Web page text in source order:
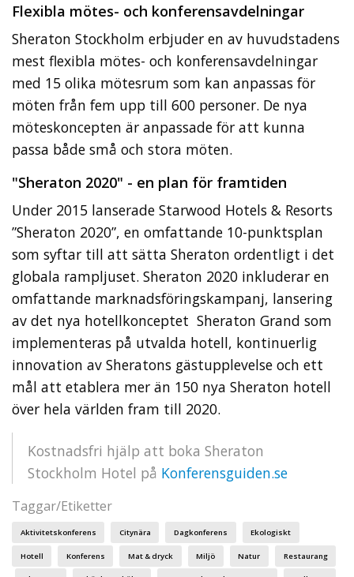
Flexibla mötes- och konferensavdelningar
Sheraton Stockholm erbjuder en av huvudstadens
mest flexibla mötes- och konferensavdelningar
med 15 olika mötesrum som kan anpassas för
möten från fem upp till 600 personer. De nya
möteskoncepten är anpassade för att kunna
passa både små och stora möten.
"Sheraton 2020" - en plan för framtiden
Under 2015 lanserade Starwood Hotels & Resorts
”Sheraton 2020”, en omfattande 10-punktsplan
som syftar till att sätta Sheraton ordentligt i det
globala rampljuset. Sheraton 2020 inkluderar en
omfattande marknadsföringskampanj, lansering
av det nya hotellkonceptet Sheraton Grand som
implementeras på utvalda hotell, kontinuerlig
innovation av Sheratons gästupplevelse och ett
mål att etablera mer än 150 nya Sheraton hotell
över hela världen fram till 2020.
Kostnadsfri hjälp att boka Sheraton
Stockholm Hotel på Konferensguiden.se
Taggar/Etiketter
Aktivitetskonferens Citynära Dagkonferens Ekologiskt
Hotell Konferens Mat & dryck Miljö Natur Restaurang